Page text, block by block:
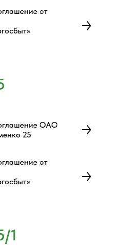
от
ОАО
25
от
1